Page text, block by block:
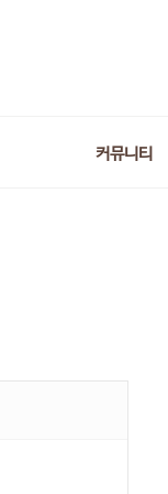
커뮤니티